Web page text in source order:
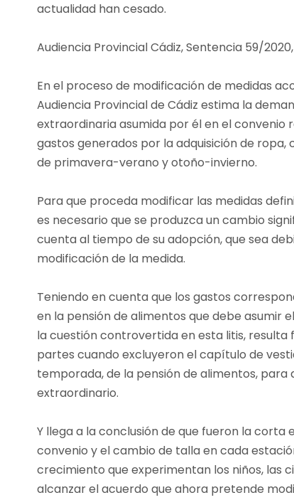
actualidad han cesado.
Audiencia Provincial Cádiz, Sentencia 59/
En el proceso de modificación de medidas
Audiencia Provincial de Cádiz estima la
extraordinaria asumida por él en el convenio
gastos generados por la adquisición de
de primavera-verano y otoño-invierno.
Para que proceda modificar las medidas
es necesario que se produzca un cambio
cuenta al tiempo de su adopción, que sea
modificación de la medida.
Teniendo en cuenta que los gastos
en la pensión de alimentos que debe asumir
la cuestión controvertida en esta litis,
partes cuando excluyeron el capítulo de
temporada, de la pensión de alimentos,
extraordinario.
Y llega a la conclusión de que fueron la
convenio y el cambio de talla en cada
crecimiento que experimentan los niños, las
alcanzar el acuerdo que ahora pretende